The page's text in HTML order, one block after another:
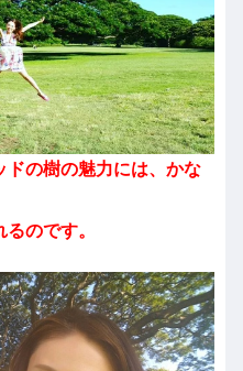
ドの樹の魅力には、かな
のです。